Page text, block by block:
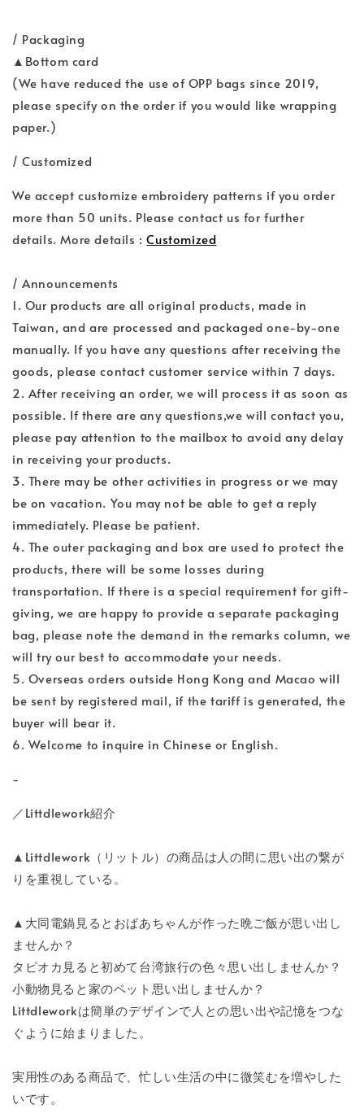
/ Packaging
▲Bottom card
(We have reduced the use of OPP bags since 2019,
please specify on the order if you would like wrapping
paper.)
/ Customized
We accept customize embroidery patterns if you order
more than 50 units. Please contact us for further
details. More details :Customized
/ Announcements
1. Our products are all original products, made in
Taiwan, and are processed and packaged one-by-one
manually. If you have any questions after receiving the
goods, please contact customer service within 7 days.
2. After receiving an order, we will process it as soon as
possible. If there are any questions,we will contact you,
please pay attention to the mailbox to avoid any delay
in receiving your products.
3. There may be other activities in progress or we may
be on vacation. You may not be able to get a reply
immediately. Please be patient.
4. The outer packaging and box are used to protect the
products, there will be some losses during
transportation. If there is a special requirement for gift-
giving, we are happy to provide a separate packaging
bag, please note the demand in the remarks column, we
will try our best to accommodate your needs.
5. Overseas orders outside Hong Kong and Macao will
be sent by registered mail, if the tariff is generated, the
buyer will bear it.
6. Welcome to inquire in Chinese or English.
-
／Littdlework紹介
▲Littdlework（リットル）の商品は人の間に思い出の繋が
りを重視している。
▲大同電鍋見るとおばあちゃんが作った晩ご飯が思い出し
ませんか？
タピオカ見ると初めて台湾旅行の色々思い出しませんか？
小動物見ると家のペット思い出しませんか？
Littdleworkは簡単のデザインで人との思い出や記憶をつな
ぐように始まりました。
実用性のある商品で、忙しい生活の中に微笑むを増やした
いです。